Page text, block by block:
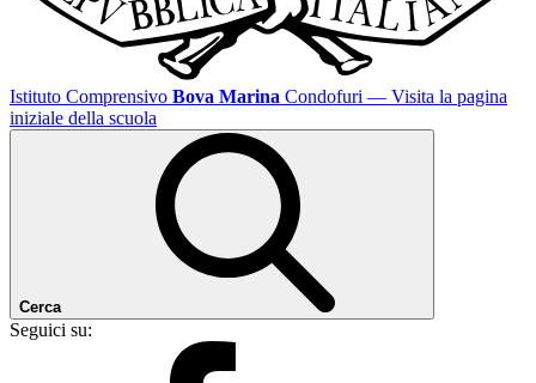
Istituto Comprensivo Bova Marina Condofuri — Visita la pagina
iniziale della scuola
Cerca
Seguici su: